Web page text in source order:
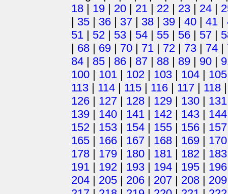
18 | 19 | 20 | 21 | 22 | 23 | 24 |
| 35 | 36 | 37 | 38 | 39 | 40 | 41 |
51 | 52 | 53 | 54 | 55 | 56 | 57 |
| 68 | 69 | 70 | 71 | 72 | 73 | 74 |
84 | 85 | 86 | 87 | 88 | 89 | 90 |
100 | 101 | 102 | 103 | 104 | 105
113 | 114 | 115 | 116 | 117 | 118
126 | 127 | 128 | 129 | 130 | 131
139 | 140 | 141 | 142 | 143 | 144
152 | 153 | 154 | 155 | 156 | 157
165 | 166 | 167 | 168 | 169 | 170
178 | 179 | 180 | 181 | 182 | 183
191 | 192 | 193 | 194 | 195 | 196
204 | 205 | 206 | 207 | 208 | 209